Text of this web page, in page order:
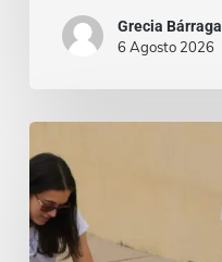
Grecia Bárraga
6 Agosto 2026
fido
di
te”